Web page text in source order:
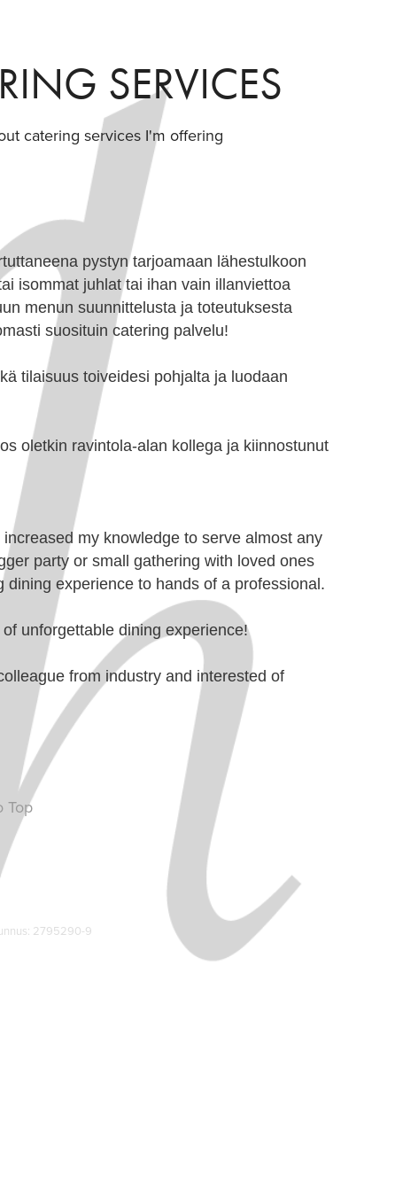
SERVICES
catering services I'm offering
pystyn tarjoamaan lähestulkoon
isommat juhlat tai ihan vain illanviettoa
menun suunnittelusta ja toteutuksesta
suosituin catering palvelu!
tilaisuus toiveidesi pohjalta ja luodaan
oletkin ravintola-alan kollega ja kiinnostunut
my knowledge to serve almost any
party or small gathering with loved ones
experience to hands of a professional.
unforgettable dining experience!
from industry and interested of
Top
2795290-9